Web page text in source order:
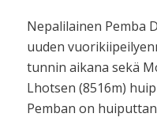
Nepalilainen Pemba
uuden
tunnin aikana sekä
Lhotsen (8516m)
Pemban on